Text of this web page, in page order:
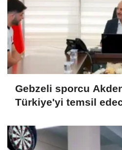
Gebzeli sporcu
Türkiye'yi temsil